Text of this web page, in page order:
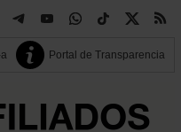
Portal de Transparencia